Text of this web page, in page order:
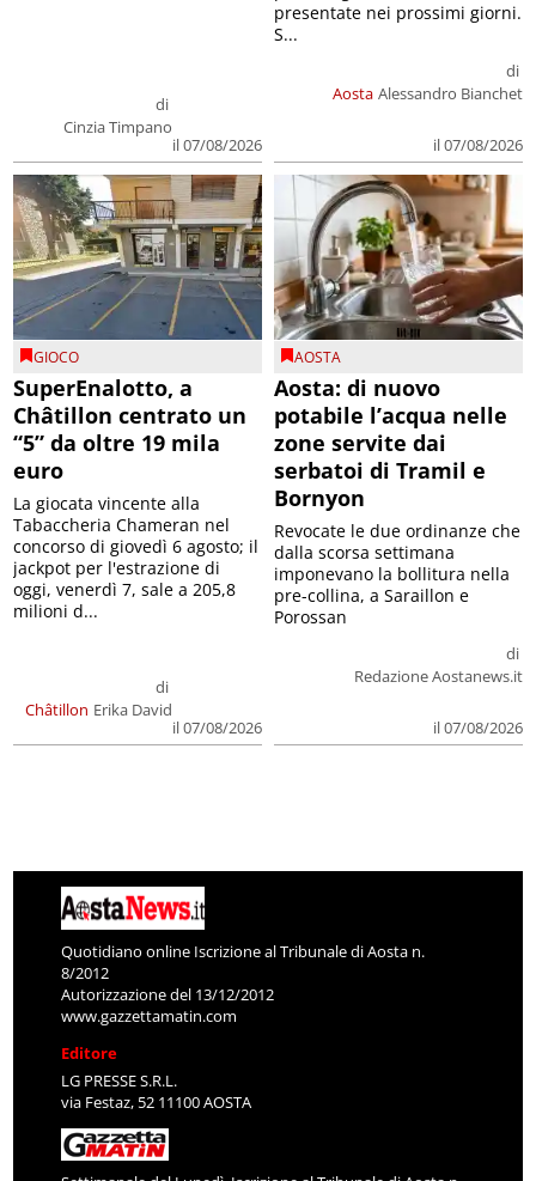
di
Cinzia Timpano
il 07/08/2026
Aosta
di
Alessandro Bianchet
il 07/08/2026
presentate nei prossimi giorni.
S...
GIOCO
SuperEnalotto, a
Châtillon centrato un
“5” da oltre 19 mila
euro
Châtillon
di
Erika David
il 07/08/2026
La giocata vincente alla
Tabaccheria Chameran nel
concorso di giovedì 6 agosto; il
jackpot per l'estrazione di
oggi, venerdì 7, sale a 205,8
milioni d...
AOSTA
Aosta: di nuovo
potabile l’acqua nelle
zone servite dai
serbatoi di Tramil e
Bornyon
di
Redazione Aostanews.it
il 07/08/2026
Revocate le due ordinanze che
dalla scorsa settimana
imponevano la bollitura nella
pre-collina, a Saraillon e
Porossan
Quotidiano online Iscrizione al Tribunale di Aosta n.
8/2012
Autorizzazione del 13/12/2012
www.gazzettamatin.com
Editore
LG PRESSE S.R.L.
via Festaz, 52 11100 AOSTA